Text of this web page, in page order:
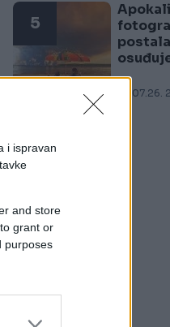
i ispravan
and store
grant or
purposes
5
27.07.26.